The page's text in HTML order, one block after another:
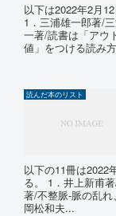
以下は2022年2月
1．三浦雄一郎著/
一著/読書は「アウ
値」をつける読み
読んだ本のリスト
以下の11冊は2022
る。 1．井上新甫
著/不整脈‐脈の乱
岡松和夫...